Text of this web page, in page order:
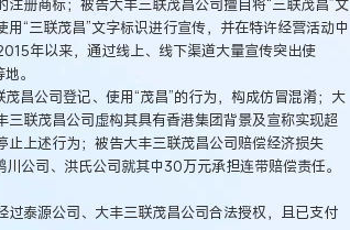
册商标；被告大丰三联茂昌公司擅自将“三联茂昌”文
“三联茂昌”文字标识进行宣传，并在特许经营活动中
年以来，通过线上、线下渠道大量宣传突出使
。
昌公司登记、使用“茂昌”的行为，构成仿冒混淆；大
联茂昌公司虚构其具有香港集团背景及宣称实现超
上述行为；被告大丰三联茂昌公司赔偿经济损失
公司、洪氏公司就其中30万元承担连带赔偿责任。
泰源公司、大丰三联茂昌公司合法授权，且已支付